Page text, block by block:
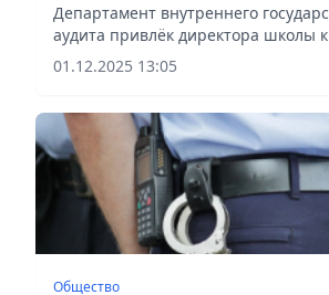
госзакупок
Департамент внутреннего
аудита привлёк директора школы к
адмответственности в виде
Vecher.kz.
01.12.2025 13:05
Общество